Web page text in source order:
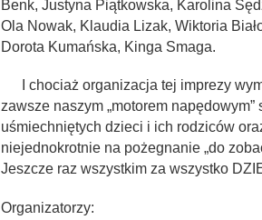
Benk, Justyna Piątkowska, Karolina
Ola Nowak, Klaudia Lizak, Wiktoria
Dorota Kumańska, Kinga Smaga.
I chociaż organizacja tej imprezy
zawsze naszym „motorem
uśmiechniętych dzieci i ich rodziców
niejednokrotnie na pożegnanie „do
Jeszcze raz wszystkim za wszystko
Organizatorzy: